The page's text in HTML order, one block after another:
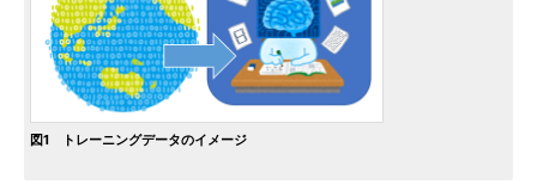
図1 トレーニングデータのイメージ